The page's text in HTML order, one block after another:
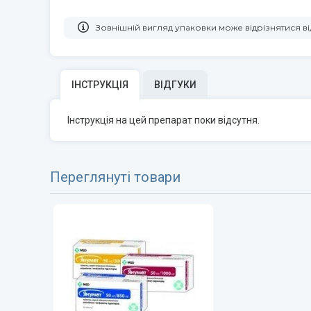
Зовнішній вигляд упаковки може відрізнятися
ІНСТРУКЦІЯ ВІДГУКИ
Інструкція на цей препарат поки відсутня.
Переглянуті товари